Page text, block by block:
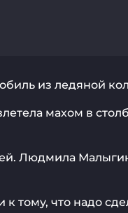
из ледяной
махом в
Людмила
тому, что надо